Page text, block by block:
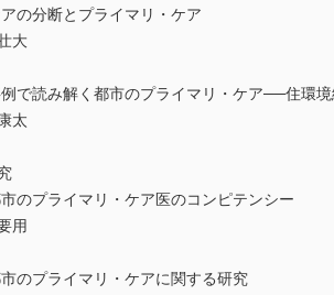
の分断とプライマリ・ケア
大
で読み解く都市のプライマリ・ケア──住環境
太
のプライマリ・ケア医のコンピテンシー
用
のプライマリ・ケアに関する研究